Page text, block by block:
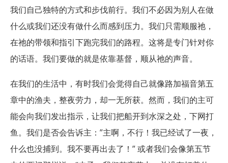
我们自己独特的方式和步伐前行。我们不必因为别人在做
什么或我们还没有做什么而感到压力。我们只需顺服祂，
在祂的带领和指引下跑完我们的路程。这将是专门针对你
的话语。我们要做的就是依靠基督，顺从祂的声音。
在我们的生活中，有时我们会觉得自己就像路加福音第五
章中的渔夫，整夜劳力，却一无所获。然而，我们的主可
能会向我们发出指示，让我们把船开到水深之处，下网打
鱼。我们是否会告诉主：”主啊，不行！我已经试了一夜，
什么也没捕到。我不要再出去了！” 或者我们会像第五节